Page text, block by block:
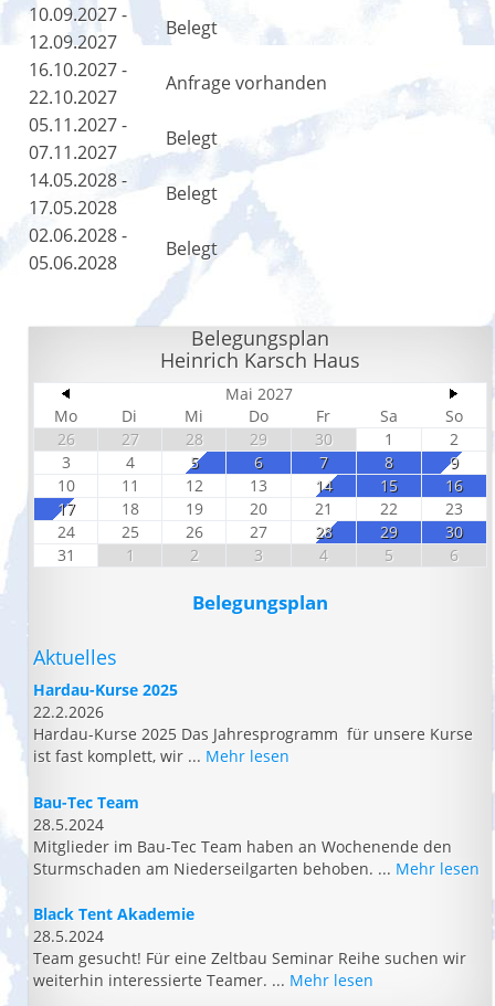
10.09.2027 -
12.09.2027
Belegt
16.10.2027 -
22.10.2027
Anfrage vorhanden
05.11.2027 -
07.11.2027
Belegt
14.05.2028 -
17.05.2028
Belegt
02.06.2028 -
05.06.2028
Belegt
Belegungsplan
Heinrich Karsch Haus
Mai 2027
Mo
Di Mi Do Fr Sa
So
26
27 28 29 30 1
2
3
4 5 6 7 8
9
10
11 12 13 14 15
16
17
18 19 20 21 22
23
24
25 26 27 28 29
30
31
1 2 3 4 5 6
Belegungsplan
Aktuelles
Hardau-Kurse 2025
22.2.2026
Hardau-Kurse 2025 Das Jahresprogramm für unsere Kurse
ist fast komplett, wir ... Mehr lesen
Bau-Tec Team
28.5.2024
Mitglieder im Bau-Tec Team haben an Wochenende den
Sturmschaden am Niederseilgarten behoben. ... Mehr lesen
Black Tent Akademie
28.5.2024
Team gesucht! Für eine Zeltbau Seminar Reihe suchen wir
weiterhin interessierte Teamer. ... Mehr lesen